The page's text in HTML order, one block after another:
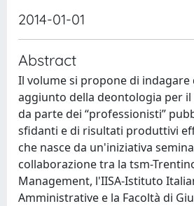
2014-01-01
Abstract
Il volume si propone di indagare
aggiunto della deontologia per
da parte dei “professionisti”
sfidanti e di risultati produttivi
che nasce da un'iniziativa
collaborazione tra la tsm-
Management, l'IISA-Istituto
Amministrative e la Facoltà di